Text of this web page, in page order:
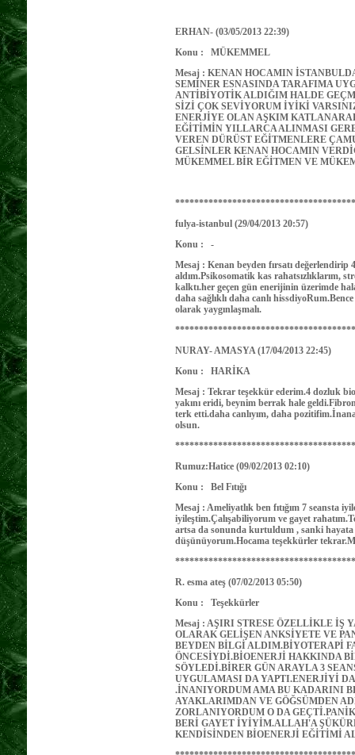
ERHAN- (03/05/2013 22:39)
Konu : MÜKEMMEL
Mesaj : KENAN HOCAMIN
SEMİNER ESNASINDA TARAFIMA
ANTİBİYOTİK ALDIĞIM HALDE
SİZİ ÇOK SEVİYORUM İYİKİ
ENERJİYE OLAN AŞKIM
EĞİTİMİN YILLARCA ALINMASI
VEREN DÜRÜST EĞİTMENLERE
GELSİNLER KENAN HOCAMIN
MÜKEMMEL BİR EĞİTMEN VE
fulya-istanbul (29/04/2013 20:57)
Konu : -
Mesaj : Kenan beyden fırsatı değerlendirip
aldım.Psikosomatik kas rahatsızlıklarım,
kalktı.her geçen gün enerijinin üzerimde
daha sağlıklı daha canlı
olarak yaygınlaşmalı.
NURAY- AMASYA (17/04/2013 22:45)
Konu : HARİKA
Mesaj : Tekrar teşekkür ederim.4 dozluk
yakını eridi, beynim berrak hale
terk etti.daha canlıyım, daha
olsun.
Rumuz:Hatice (09/02/2013 02:10)
Konu : Bel Fıtığı
Mesaj : Ameliyatlık ben fıtığım 7 seansta
iyileştim.Çalışabiliyorum ve gayet
artsa da sonunda kurtuldum , sanki
düşünüyorum.Hocama teşekkürler
R. esma ateş (07/02/2013 05:50)
Konu : Teşekkürler
Mesaj : AŞIRI STRESE ÖZELLİKLE İŞ
OLARAK GELİŞEN ANKSİYETE VE
BEYDEN BİLGİ ALDIM.BİYOTERAPİ
ÖNCESİYDİ.BİOENERJİ HAKKINDA
SÖYLEDİ.BİRER GÜN ARAYLA 3
UYGULAMASI DA YAPTI.ENERJİYİ
.İNANIYORDUM AMA BU KADARINI
AYAKLARIMDAN VE GÖĞSÜMDEN
ZORLANIYORDUM O DA
BERİ GAYET İYİYİM.ALLAH'A
KENDİSİNDEN BİOENERJİ EĞİTİMİ